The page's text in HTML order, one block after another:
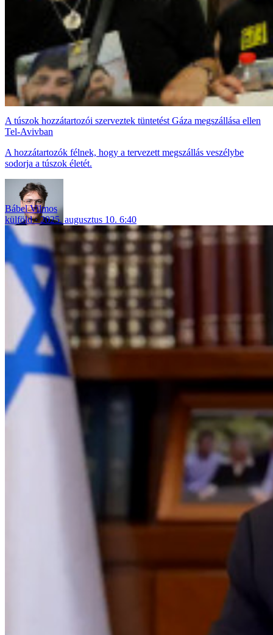
A túszok hozzátartozói szerveztek tüntetést Gáza megszállása ellen
Tel-Avivban
A hozzátartozók félnek, hogy a tervezett megszállás veszélybe
sodorja a túszok életét.
Bábel Vilmos
külföld
2025. augusztus 10. 6:40